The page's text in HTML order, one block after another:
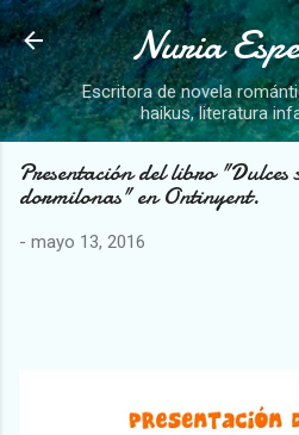
Ir al contenido
Nuria
Escritora de novela
haikus, literatura
Presentación del libro "Dulces
dormilonas" en Ontinyent.
- mayo 13, 2016